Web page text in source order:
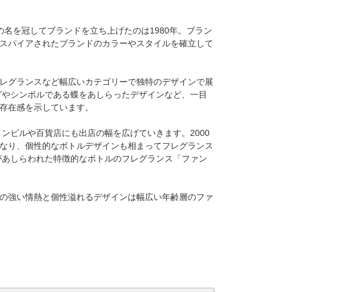
を冠してブランドを立ち上げたのは1980年。ブラン
パイアされたブランドのカラーやスタイルを確立して
グランスなど幅広いカテゴリーで独特のデザインで展
シンボルである蝶をあしらったデザインなど、一目
在感を示しています。
ビルや百貨店にも出店の幅を広げていきます。2000
り、個性的なボトルデザインも相まってフレグランス
しらわれた特徴的なボトルのフレグランス「ファン
強い情熱と個性溢れるデザインは幅広い年齢層のファ